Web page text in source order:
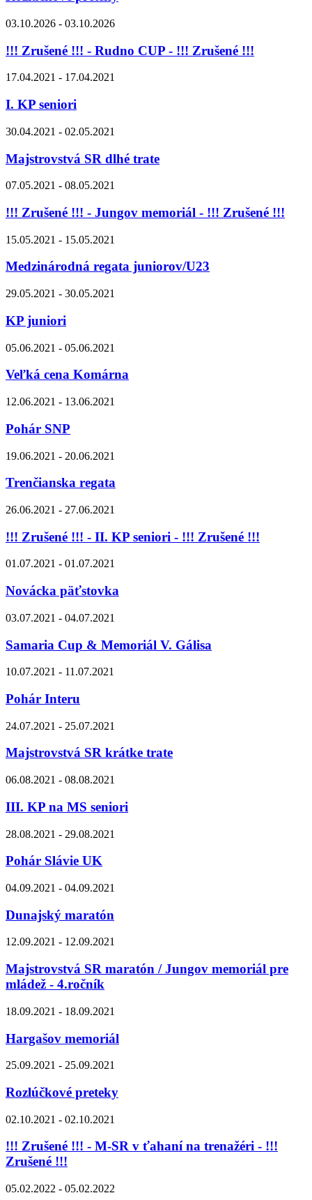
03.10.2026 - 03.10.2026
!!! Zrušené !!! - Rudno CUP - !!! Zrušené !!!
17.04.2021 - 17.04.2021
I. KP seniori
30.04.2021 - 02.05.2021
Majstrovstvá SR dlhé trate
07.05.2021 - 08.05.2021
!!! Zrušené !!! - Jungov memoriál - !!! Zrušené !!!
15.05.2021 - 15.05.2021
Medzinárodná regata juniorov/U23
29.05.2021 - 30.05.2021
KP juniori
05.06.2021 - 05.06.2021
Veľká cena Komárna
12.06.2021 - 13.06.2021
Pohár SNP
19.06.2021 - 20.06.2021
Trenčianska regata
26.06.2021 - 27.06.2021
!!! Zrušené !!! - II. KP seniori - !!! Zrušené !!!
01.07.2021 - 01.07.2021
Novácka päťstovka
03.07.2021 - 04.07.2021
Samaria Cup & Memoriál V. Gálisa
10.07.2021 - 11.07.2021
Pohár Interu
24.07.2021 - 25.07.2021
Majstrovstvá SR krátke trate
06.08.2021 - 08.08.2021
III. KP na MS seniori
28.08.2021 - 29.08.2021
Pohár Slávie UK
04.09.2021 - 04.09.2021
Dunajský maratón
12.09.2021 - 12.09.2021
Majstrovstvá SR maratón / Jungov memoriál pre
mládež - 4.ročník
18.09.2021 - 18.09.2021
Hargašov memoriál
25.09.2021 - 25.09.2021
Rozlúčkové preteky
02.10.2021 - 02.10.2021
!!! Zrušené !!! - M-SR v ťahaní na trenažéri - !!!
Zrušené !!!
05.02.2022 - 05.02.2022